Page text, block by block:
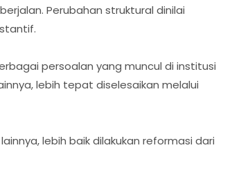
Perubahan struktural dinilai
persoalan yang muncul di institusi
lebih tepat diselesaikan melalui
lebih baik dilakukan reformasi dari